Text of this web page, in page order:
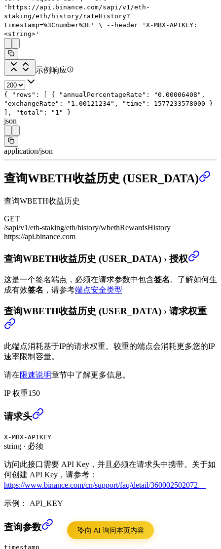
向 AI 询问本页内容
'https://api.binance.com/sapi/v1/eth-
staking/eth/history/rateHistory?
timestamp=%3Cnumber%3E'
\ --header 'X-MBX-APIKEY:
<string>'
示例响应
{ "rows" : [ { "annualPercentageRate" : "0.00006408" ,
"exchangeRate" : "1.00121234" , "time" : 1577233578000
}
],
"total" : "1" }
json
application/json
查询WBETH收益历史 (USER_DATA)
查询WBETH收益历史
GET
/sapi/v1/eth-staking/eth/history/wbethRewardsHistory
https://api.binance.com
查询WBETH收益历史 (USER_DATA) › 授权
这是一个签名端点，必须在请求参数中包含签名 。 了解如何生
成有效签名 ，请参考端点安全类型
查询WBETH收益历史 (USER_DATA) › 请求权重
此端点消耗基于IP的请求权重。较重的端点会消耗更多您的IP
速率限制容量。
请在限速说明章节中了解更多信息。
IP 权重150
查询WBETH收益历史 (USER_DATA)
请求头
X-MBX-APIKEY
string · 必须
访问此接口需要 API Key，并且必须在请求头中携带。关于如
何创建 API Key，请参考：
https://www.binance.com/cn/support/faq/detail/360002502072。
示例： API_KEY
查询WBETH收益历史 (USER_DATA)
查询参数
timestamp